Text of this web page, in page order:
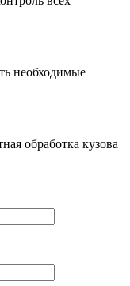
необходимые
обработка кузова